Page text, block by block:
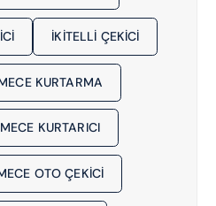
IKITELLI ÇEKICI
KURTARMA
KURTARICI
OTO ÇEKICI